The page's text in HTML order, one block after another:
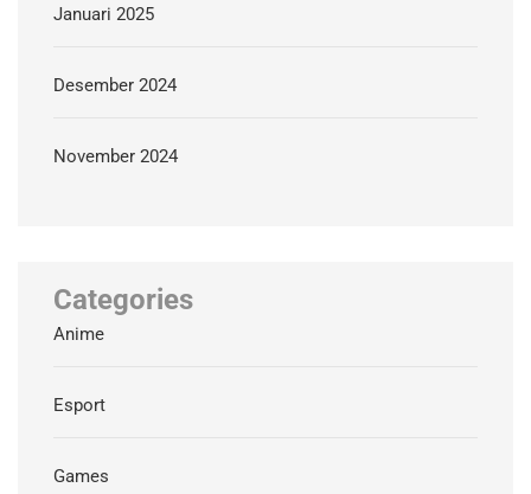
Januari 2025
Desember 2024
November 2024
Categories
Anime
Esport
Games